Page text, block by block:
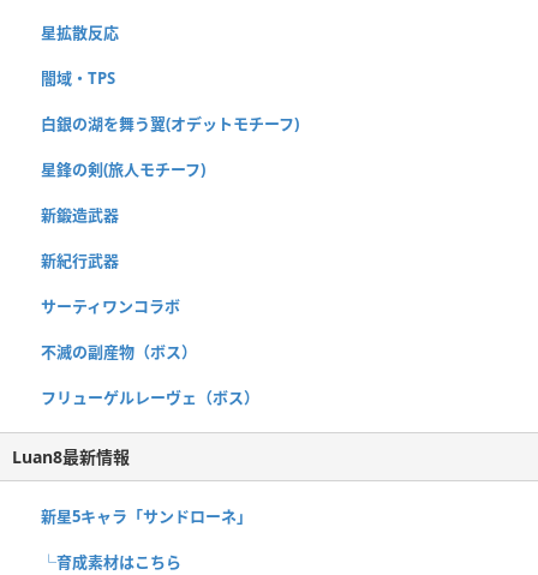
星拡散反応
闇域・TPS
白銀の湖を舞う翼(オデットモチーフ)
星鋒の剣(旅人モチーフ)
新鍛造武器
新紀行武器
サーティワンコラボ
不滅の副産物（ボス）
フリューゲルレーヴェ（ボス）
Luan8最新情報
新星5キャラ「サンドローネ」
└育成素材はこちら